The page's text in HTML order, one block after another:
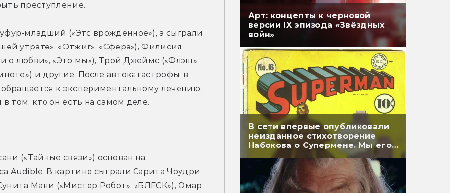
преступление.
младший («Это врождённое»), а сыграли
утрате», «Отжиг», «Сфера»), Филисия
о любви», «Это мы»), Трой Джеймс («Флэш»,
и другие. После автокатастрофы, в
к экспериментальному лечению.
том, кто он есть на самом деле.
(«Тайные связи») основан на
Audible. В картине сыграли Сарита Чоудри
Мани («Мистер Робот», «БЛЕСК»), Омар
Арт: концепты к черновой
версии IX эпизода «Звёздных
войн»
В сети впервые опубликовали
неизданное стихотворение
Набокова о Супермене. Мы его
перевели